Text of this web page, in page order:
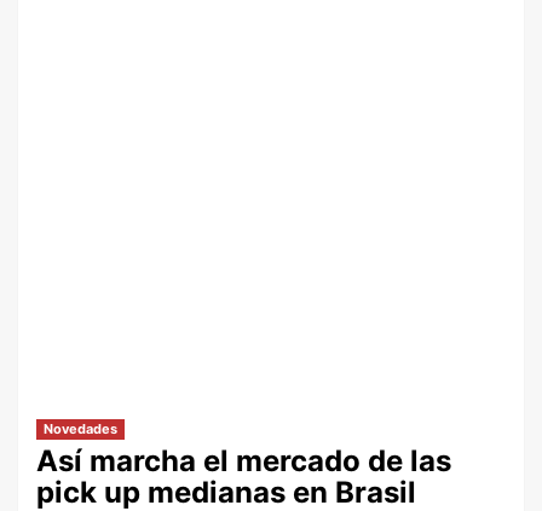
Novedades
Así marcha el mercado de las
pick up medianas en Brasil